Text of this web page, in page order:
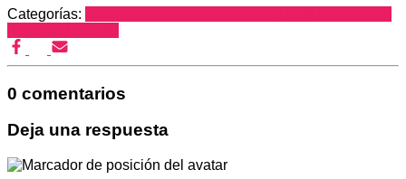
Categorías:
0 comentarios
Deja una respuesta